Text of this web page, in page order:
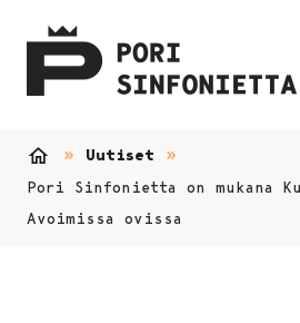
Uutiset
Pori Sinfonietta on mukana
Avoimissa ovissa